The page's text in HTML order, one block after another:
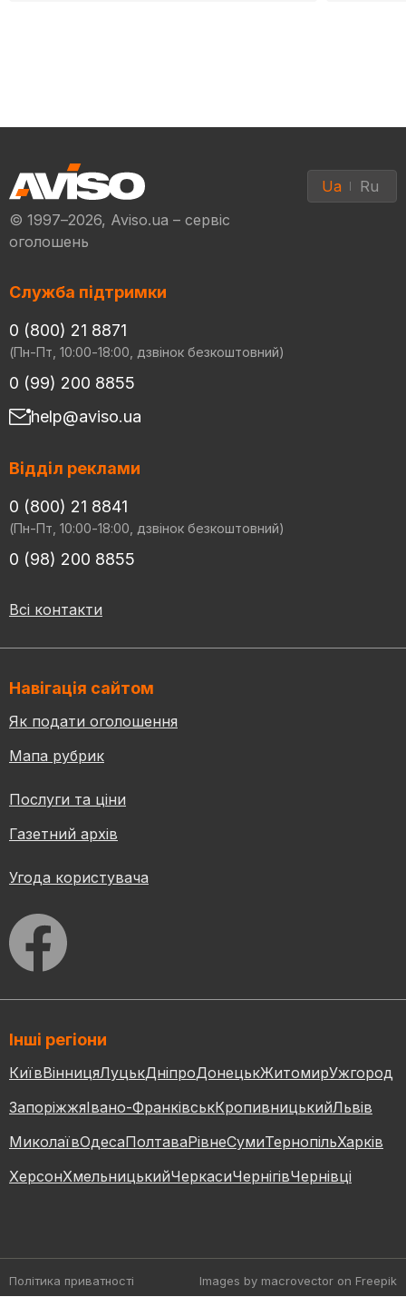
© 1997–2026, Aviso.ua – сервіс
оголошень
Ua Ru
Служба підтримки
0 (800) 21 8871
(Пн-Пт, 10:00-18:00, дзвінок безкоштовний)
0 (99) 200 8855
help@aviso.ua
Відділ реклами
0 (800) 21 8841
(Пн-Пт, 10:00-18:00, дзвінок безкоштовний)
0 (98) 200 8855
Всі контакти
Навігація сайтом
Як подати оголошення
Мапа рубрик
Послуги та ціни
Газетний архів
Угода користувача
Інші регіони
КиївВінницяЛуцькДніпроДонецькЖитомирУжгород
ЗапоріжжяІвано-ФранківськКропивницькийЛьвів
МиколаївОдесаПолтаваРівнеСумиТернопільХарків
ХерсонХмельницькийЧеркасиЧернігівЧернівці
Політика приватності Images by macrovector on Freepik